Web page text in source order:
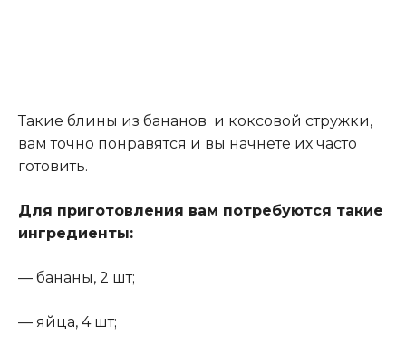
Такие блины из бананов и коксовой стружки,
вам точно понравятся и вы начнете их часто
готовить.
Для приготовления вам потребуются такие
ингредиенты:
— бананы, 2 шт;
— яйца, 4 шт;